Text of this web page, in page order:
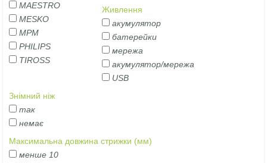
MAESTRO
MESKO
MPM
PHILIPS
TIROSS
Живлення
акумулятор
батерейки
мережа
акумулятор/мережа
USB
Знімний ніж
так
немає
Максимальна довжина стрижки (мм)
менше 10